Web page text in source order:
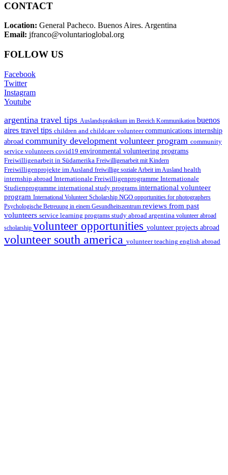
CONTACT
Location: General Pacheco. Buenos Aires. Argentina
Email: jfranco@voluntarioglobal.org
FOLLOW US
Facebook
Twitter
Instagram
Youtube
argentina travel tips Auslandspraktikum im Bereich Kommunikation buenos
aires travel tips children and childcare volunteercommunications internship
abroad community development volunteer program community
service volunteers covid19 environmental volunteering programs
Freiwilligenarbeit in Südamerika Freiwilligenarbeit mit Kindern
Freiwilligenprojekte im Ausland freiwillige soziale Arbeit im Ausland health
internship abroad Internationale Freiwilligenprogramme Internationale
Studienprogramme international study programs international volunteer
program International Volunteer Scholarship NGO opportunities for photographers
Psychologische Betreuung in einem Gesundheitszentrum reviews from past
volunteers service learning programs study abroad argentina volunteer abroad
scholarship volunteer opportunities volunteer projects abroad
volunteer south america volunteer teaching english abroad